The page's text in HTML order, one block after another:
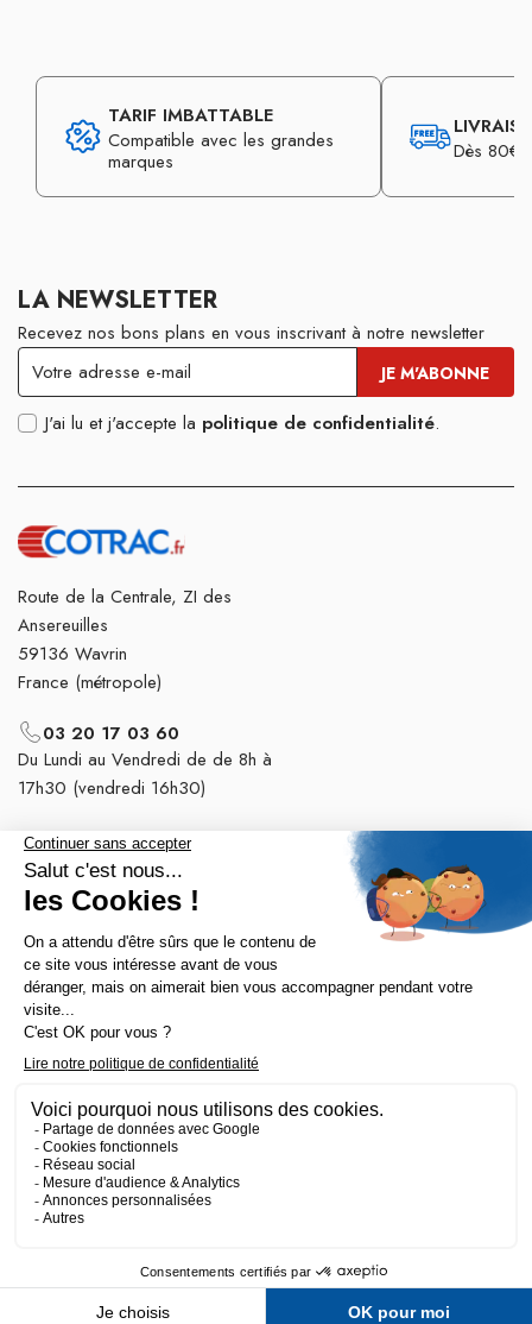
TARIF IMBATTABLE
Compatible avec les grandes
marques
Dès 80€
LA NEWSLETTER
Recevez nos bons plans en vous inscrivant à notre newsletter
J'ai lu et j'accepte la politique de confidentialité.
Route de la Centrale, ZI des
Ansereuilles
59136 Wavrin
France (métropole)
03 20 17 03 60
Du Lundi au Vendredi de de 8h à
17h30 (vendredi 16h30)
Nos tops catégories
Notre société 
Fait avec 💛 par l’agence Wapiti
Politique de confidentialité